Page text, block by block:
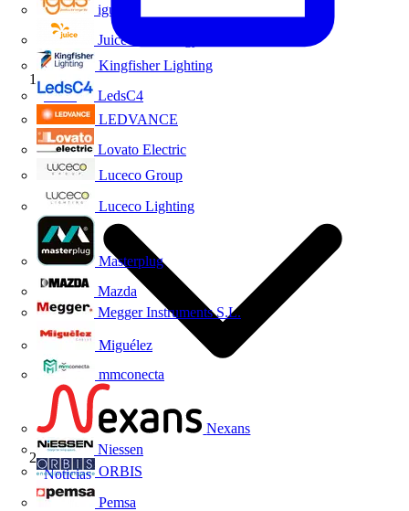
igus
Juice Technology
Kingfisher Lighting
LedsC4
LEDVANCE
Lovato Electric
Luceco Group
Luceco Lighting
Masterplug
Mazda
Megger Instruments S.L.
Miguélez
mmconecta
Nexans
Niessen
ORBIS
Pemsa
Inicio
Noticias